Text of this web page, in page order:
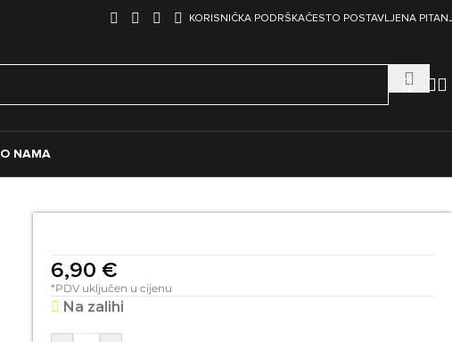
KORISNIČKA PODRŠKAČESTO POSTAVLJENA
O NAMA
6,90 €
*PDV uključen u cijenu
Na zalihi